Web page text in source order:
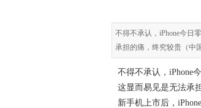
不得不承认，iPhone今日
承担的痛，终究较贵（中
不得不承认，iPhone
这显而易见是无法承
新手机上市后，